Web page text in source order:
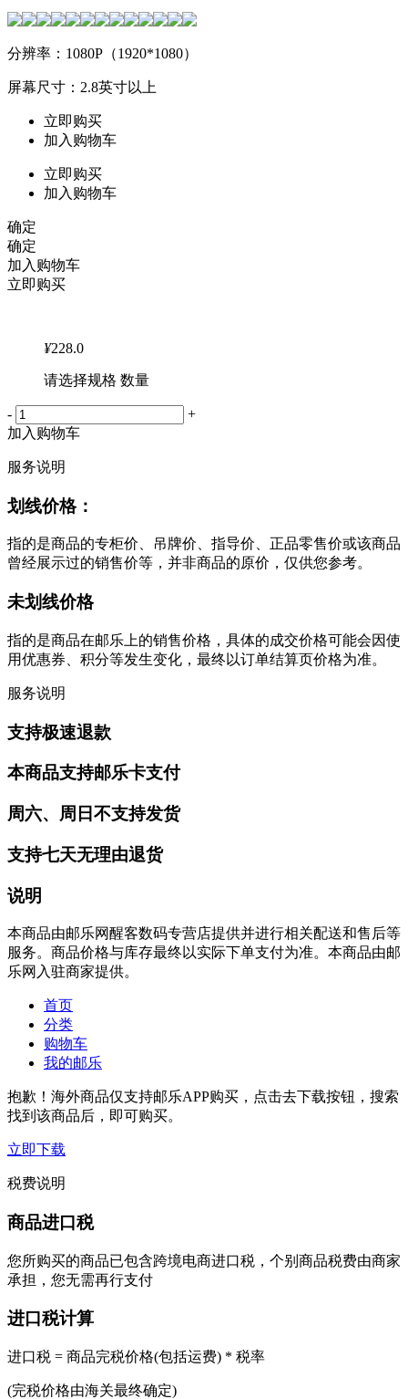
分辨率：1080P（1920*1080）
屏幕尺寸：2.8英寸以上
立即购买
加入购物车
立即购买
加入购物车
确定
确定
加入购物车
立即购买
¥228.0
请选择规格 数量
-
+
加入购物车
服务说明
划线价格：
指的是商品的专柜价、吊牌价、指导价、正品零售价或该商品
曾经展示过的销售价等，并非商品的原价，仅供您参考。
未划线价格
指的是商品在邮乐上的销售价格，具体的成交价格可能会因使
用优惠券、积分等发生变化，最终以订单结算页价格为准。
服务说明
支持极速退款
本商品支持邮乐卡支付
周六、周日不支持发货
支持七天无理由退货
说明
本商品由邮乐网醒客数码专营店提供并进行相关配送和售后等
服务。商品价格与库存最终以实际下单支付为准。本商品由邮
乐网入驻商家提供。
首页
分类
购物车
我的邮乐
抱歉！海外商品仅支持邮乐APP购买，点击去下载按钮，搜索
找到该商品后，即可购买。
立即下载
税费说明
商品进口税
您所购买的商品已包含跨境电商进口税，个别商品税费由商家
承担，您无需再行支付
进口税计算
进口税 = 商品完税价格(包括运费) * 税率
(完税价格由海关最终确定)